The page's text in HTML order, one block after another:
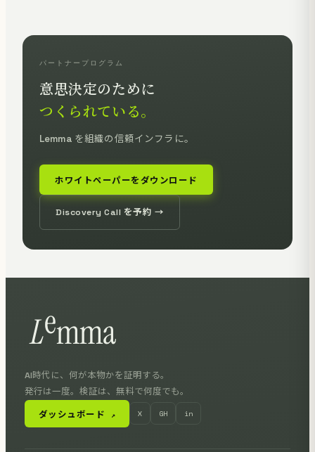
パートナープログラム
意思決定のために
つくられている。
Lemma を組織の信頼インフラに。
ホワイトペーパーをダウンロード
Discovery Call を予約 →
AI時代に、何が本物かを証明する。
発行は一度。検証は、無料で何度でも。
ダッシュボード ↗ X GH in